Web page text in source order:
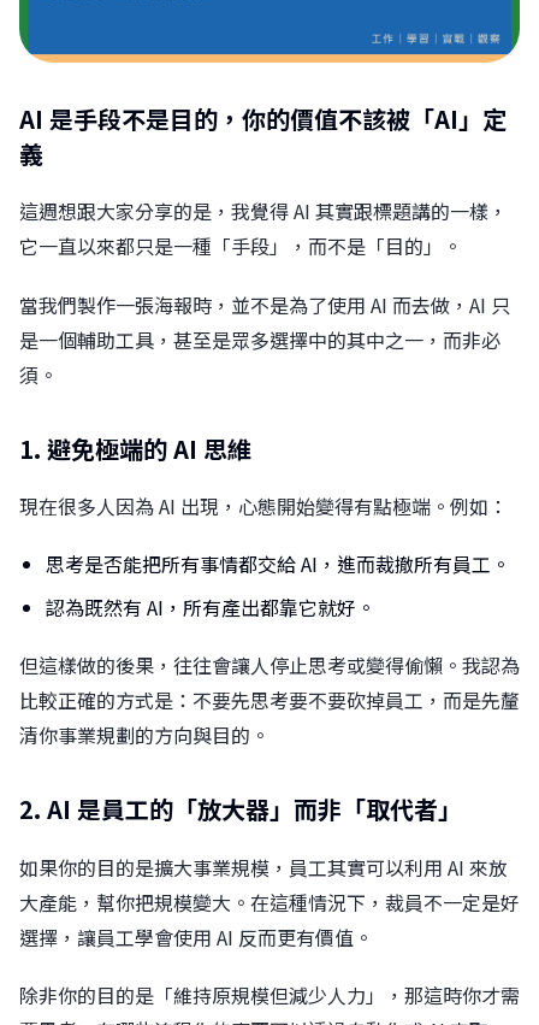
AI 是手段不是目的，你的價值不該被「AI」定
義
這週想跟大家分享的是，我覺得 AI 其實跟標題講的一樣，
它一直以來都只是一種「手段」，而不是「目的」。
當我們製作一張海報時，並不是為了使用 AI 而去做，AI 只
是一個輔助工具，甚至是眾多選擇中的其中之一，而非必
須。
1. 避免極端的 AI 思維
現在很多人因為 AI 出現，心態開始變得有點極端。例如：
思考是否能把所有事情都交給 AI，進而裁撤所有員工。
認為既然有 AI，所有產出都靠它就好。
但這樣做的後果，往往會讓人停止思考或變得偷懶。我認為
比較正確的方式是：不要先思考要不要砍掉員工，而是先釐
清你事業規劃的方向與目的。
2. AI 是員工的「放大器」而非「取代者」
如果你的目的是擴大事業規模，員工其實可以利用 AI 來放
大產能，幫你把規模變大。在這種情況下，裁員不一定是好
選擇，讓員工學會使用 AI 反而更有價值。
除非你的目的是「維持原規模但減少人力」，那這時你才需